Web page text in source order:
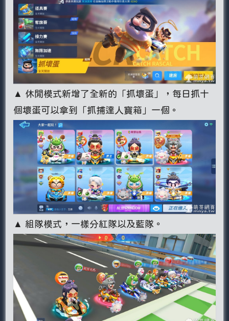
▲ 休閒模式新增了全新的「抓壞蛋」，每日抓十
個壞蛋可以拿到「抓捕達人寶箱」一個。
▲ 組隊模式，一樣分紅隊以及藍隊。